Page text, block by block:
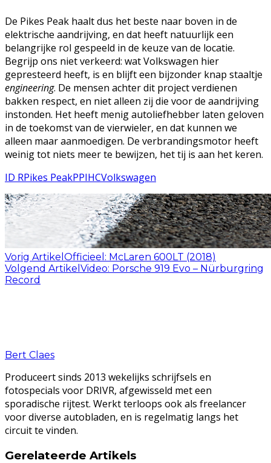
De Pikes Peak haalt dus het beste naar boven in de
elektrische aandrijving, en dat heeft natuurlijk een
belangrijke rol gespeeld in de keuze van de locatie.
Begrijp ons niet verkeerd: wat Volkswagen hier
gepresteerd heeft, is en blijft een bijzonder knap staaltje
engineering. De mensen achter dit project verdienen
bakken respect, en niet alleen zij die voor de aandrijving
instonden. Het heeft menig autoliefhebber laten geloven
in de toekomst van de vierwieler, en dat kunnen we
alleen maar aanmoedigen. De verbrandingsmotor heeft
weinig tot niets meer te bewijzen, het tij is aan het keren.
ID RPikes PeakPPIHCVolkswagen
Vorig Artikel Officieel: McLaren 600LT (2018)
Volgend Artikel Video: Porsche 919 Evo – Nürburgring
Record
Bert Claes
Produceert sinds 2013 wekelijks schrijfsels en
fotospecials voor DRIVR, afgewisseld met een
sporadische rijtest. Werkt terloops ook als freelancer
voor diverse autobladen, en is regelmatig langs het
circuit te vinden.
Gerelateerde Artikels